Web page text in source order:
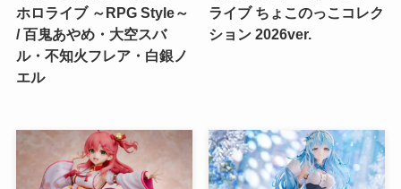
ホロライブ ～RPG Style～
/ 百鬼あやめ・大空スバ
ル・不知火フレア・白銀ノ
エル
ライブ ちょこのっこコレク
ション 2026ver.